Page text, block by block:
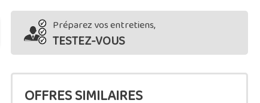
Préparez vos entretiens,
TESTEZ-VOUS
OFFRES SIMILAIRES